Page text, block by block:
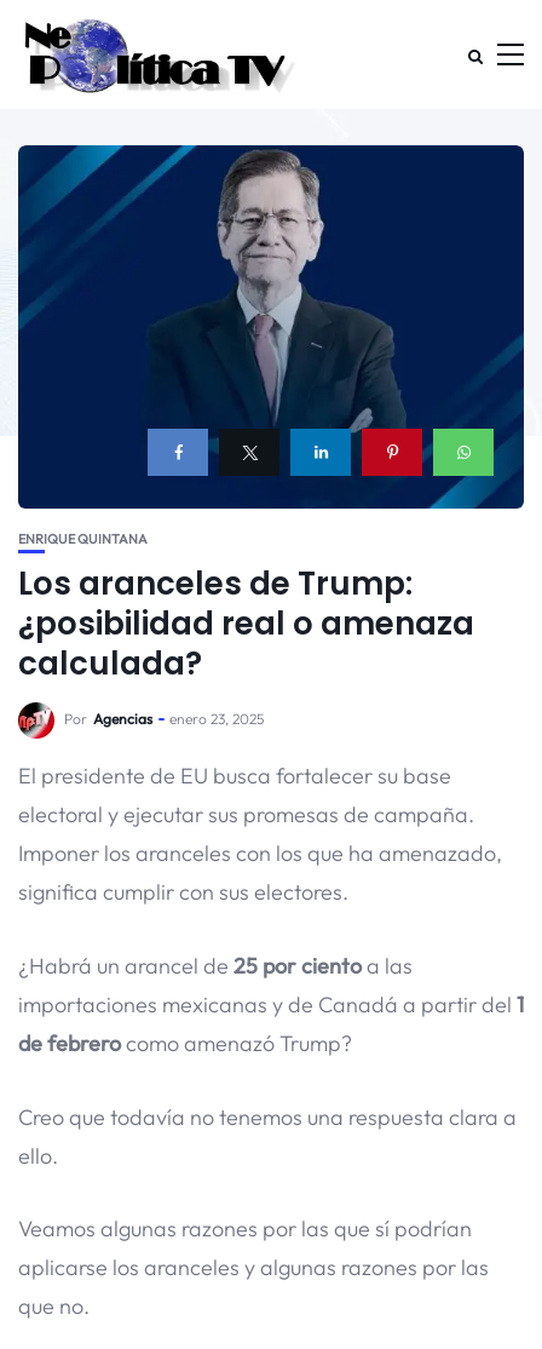
ENRIQUE QUINTANA
Los aranceles de Trump:
¿posibilidad real o amenaza
calculada?
Por Agencias enero 23, 2025
El presidente de EU busca fortalecer su base
electoral y ejecutar sus promesas de campaña.
Imponer los aranceles con los que ha amenazado,
significa cumplir con sus electores.
¿Habrá un arancel de 25 por cientoa las
importaciones mexicanas y de Canadá a partir del 1
de febrerocomo amenazó Trump?
Creo que todavía no tenemos una respuesta clara a
ello.
Veamos algunas razones por las que sí podrían
aplicarse los aranceles y algunas razones por las
que no.